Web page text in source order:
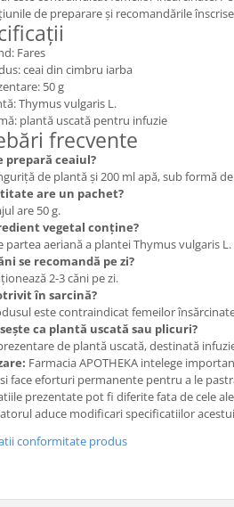
de preparare și recomandările
Fares
ceai din cimbru iarba
50 g
Thymus vulgaris L.
plantă uscată pentru infuzie
frecvente
prepară ceaiul?
de plantă și 200 ml apă, sub formă
are un pachet?
are 50 g.
vegetal conține?
partea aeriană a plantei Thymus vulgaris L.
se recomandă pe zi?
2-3 căni pe zi.
în sarcină?
este contraindicat femeilor
ca plantă uscată sau plicuri?
de plantă uscată, destinată
Farmacia APOTHEKA intelege
face eforturi permanente pentru a le
prezentate pot fi diferite fata de cele
aduce modificari specificatiilor
conformitate produs